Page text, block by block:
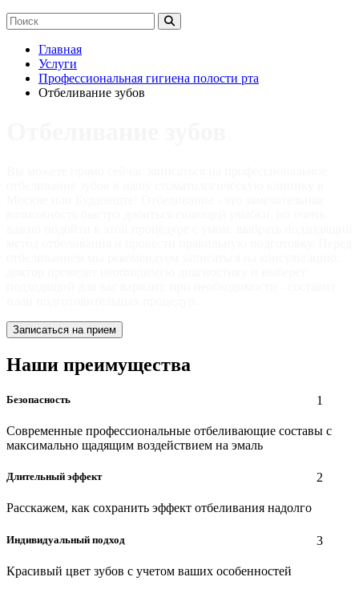
Главная
Услуги
Профессиональная гигиена полости рта
Отбеливание зубов
Записаться на прием
Наши преимущества
1
Безопасность
Современные профессиональные отбеливающие составы с
максимально щадящим воздействием на эмаль
2
Длительный эффект
Расскажем, как сохранить эффект отбеливания надолго
3
Индивидуальный подход
Красивый цвет зубов с учетом ваших особенностей